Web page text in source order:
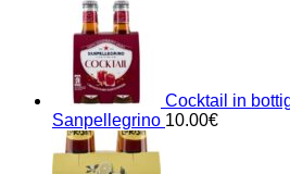
Cocktail in
Sanpellegrino 10.00€